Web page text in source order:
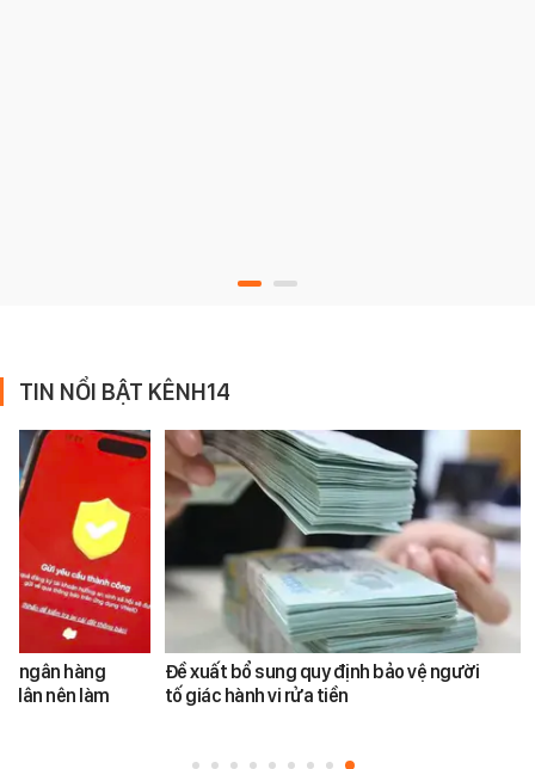
TIN NỔI BẬT KÊNH14
ngân hàng
dân nên làm
Đề xuất bổ sung quy định bảo vệ người
tố giác hành vi rửa tiền